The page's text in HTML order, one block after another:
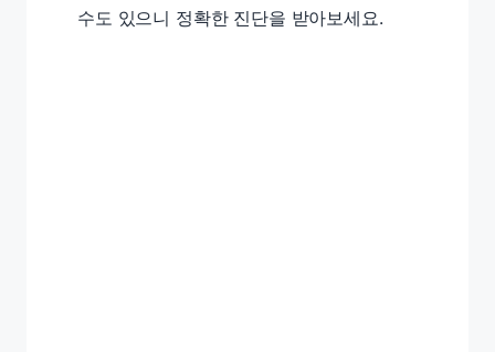
수도 있으니 정확한 진단을 받아보세요.